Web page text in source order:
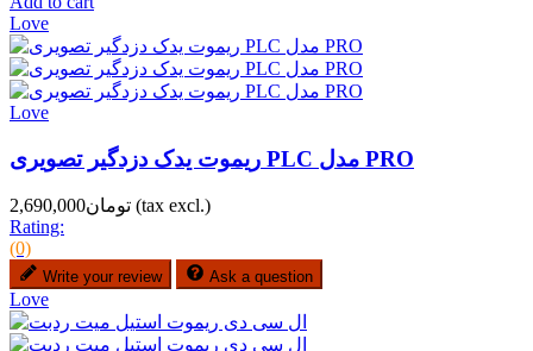
Love
Love
ریموت یدک دزدگیر تصویری PLC مدل PRO
تومان2,690,000 (tax excl.)
Rating:
(0)
Write your review Ask a question
Love